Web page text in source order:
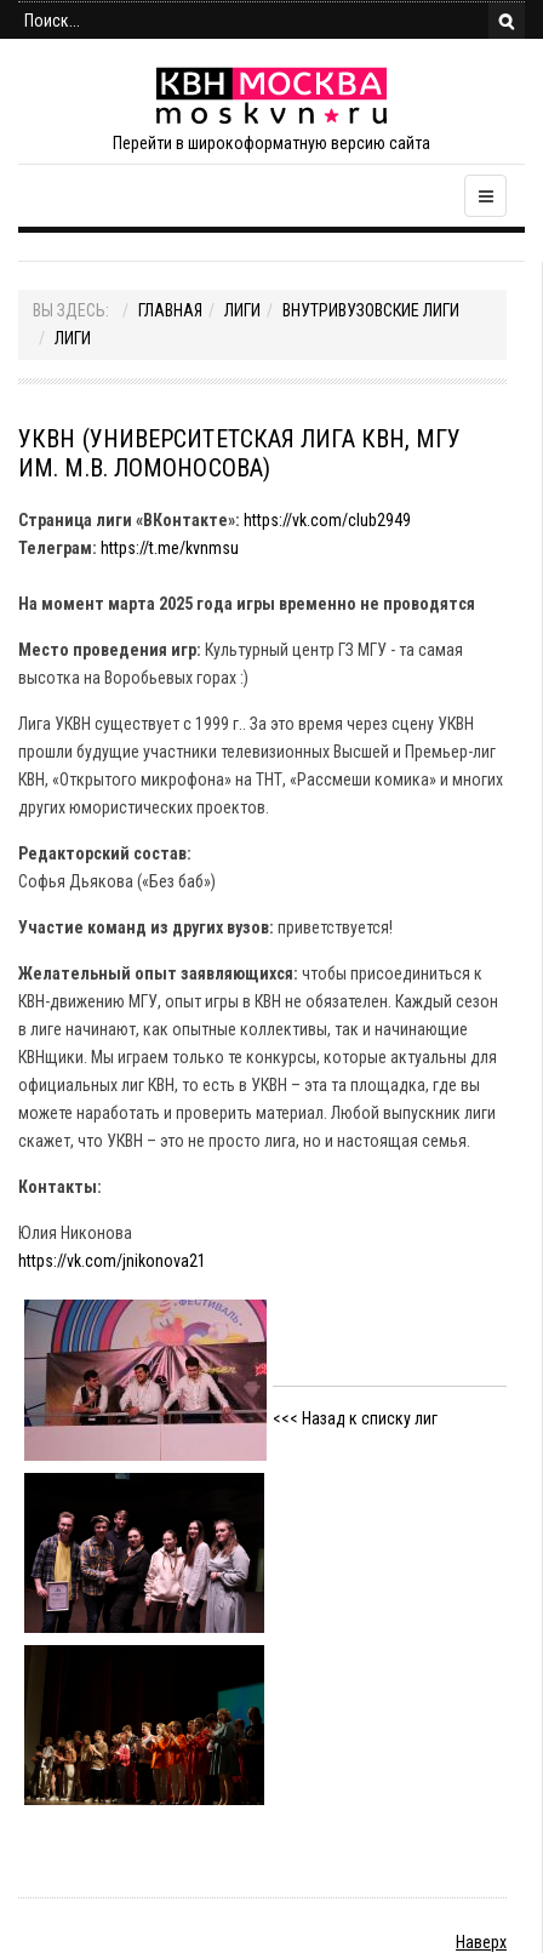
Перейти в широкоформатную версию сайта
ВЫ ЗДЕСЬ: ГЛАВНАЯ ЛИГИ
ВНУТРИВУЗОВСКИЕ ЛИГИ
ЛИГИ
УКВН (УНИВЕРСИТЕТСКАЯ ЛИГА КВН, МГУ
ИМ. М.В. ЛОМОНОСОВА)
Страница лиги «ВКонтакте»: https://vk.com/club2949
Телеграм: https://t.me/kvnmsu
На момент марта 2025 года игры временно не проводятся
Место проведения игр: Культурный центр ГЗ МГУ - та самая
высотка на Воробьевых горах :)
Лига УКВН существует с 1999 г.. За это время через сцену УКВН
прошли будущие участники телевизионных Высшей и Премьер-лиг
КВН, «Открытого микрофона» на ТНТ, «Рассмеши комика» и многих
других юмористических проектов.
Редакторский состав:
Софья Дьякова («Без баб»)
Участие команд из других вузов: приветствуется!
Желательный опыт заявляющихся: чтобы присоединиться к
КВН-движению МГУ, опыт игры в КВН не обязателен. Каждый сезон
в лиге начинают, как опытные коллективы, так и начинающие
КВНщики. Мы играем только те конкурсы, которые актуальны для
официальных лиг КВН, то есть в УКВН – эта та площадка, где вы
можете наработать и проверить материал. Любой выпускник лиги
скажет, что УКВН – это не просто лига, но и настоящая семья.
Контакты:
Юлия Никонова
https://vk.com/jnikonova21
<<< Назад к списку лиг
Наверх